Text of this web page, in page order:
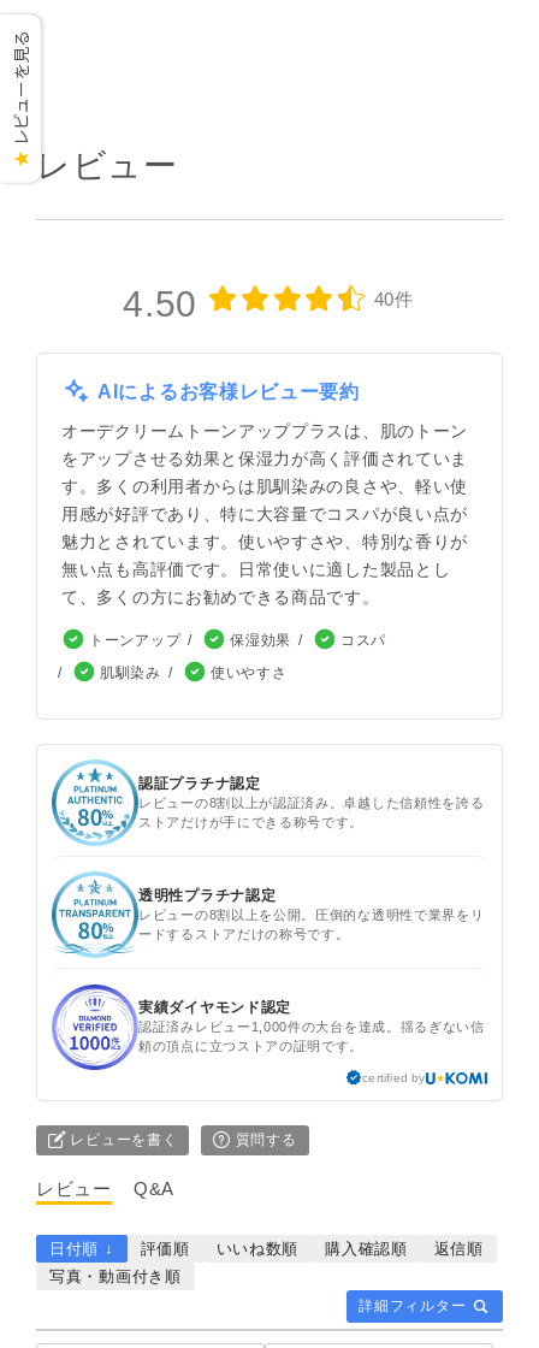
レビュー
4.50 40件
AIによるお客様レビュー要約
オーデクリームトーンアッププラスは、肌のトーン
をアップさせる効果と保湿力が高く評価されていま
す。多くの利用者からは肌馴染みの良さや、軽い使
用感が好評であり、特に大容量でコスパが良い点が
魅力とされています。使いやすさや、特別な香りが
無い点も高評価です。日常使いに適した製品とし
て、多くの方にお勧めできる商品です。
トーンアップ 保湿効果
コスパ
肌馴染み
使いやすさ
認証プラチナ認定
レビューの8割以上が認証済み。卓越した信頼性を誇る
ストアだけが手にできる称号です。
透明性プラチナ認定
レビューの8割以上を公開。圧倒的な透明性で業界をリ
ードするストアだけの称号です。
実績ダイヤモンド認定
認証済みレビュー1,000件の大台を達成。揺るぎない信
頼の頂点に立つストアの証明です。
certified by
レビューを書く 質問する
レビュー Q&A
詳細フィルター
日付順 ↓ 評価順 いいね数順 購入確認順
返信順
写真・動画付き順
★
レビューを見る